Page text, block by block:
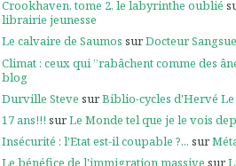
Crookhaven, tome 2, le labyrinthe oublié
librairie jeunesse
Le calvaire de Saumos surDocteur Sangsue
Climat : ceux qui ”rabâchent comme des
blog
Durville Steve surBiblio-cycles d'Hervé Le
17 ans!!! surLe Monde tel que je le vois
Insécurité : l'Etat est-il coupable ?... sur
Le bénéfice de l'immigration massive sur